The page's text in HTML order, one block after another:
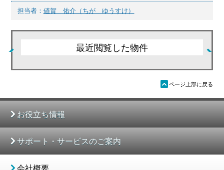
担当者： 値賀 佑介（ちが ゆうすけ）
最近閲覧した物件
ü ページ上部に戻る
お役立ち情報
サポート・サービスのご案内
会社概要